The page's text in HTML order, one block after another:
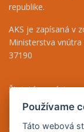
republike.
AKS je zapísaná v
Ministerstva vnútra
37190
Štatutárny
Riaditeľka - Ing.
Odborné
Používame
Táto webová